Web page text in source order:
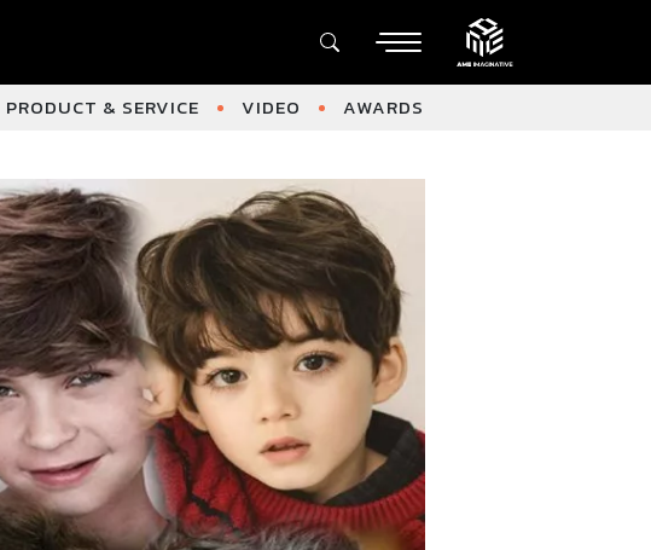
PRODUCT & SERVICE VIDEO AWARDS